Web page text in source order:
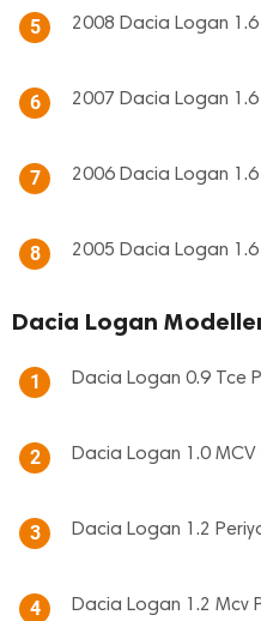
5 2008 Dacia Logan 1.6
6 2007 Dacia Logan 1.6
7 2006 Dacia Logan 1.6
8 2005 Dacia Logan 1.6
Dacia Logan
1 Dacia Logan 0.9 Tce
2 Dacia Logan 1.0 MCV
3 Dacia Logan 1.2
4 Dacia Logan 1.2 Mcv